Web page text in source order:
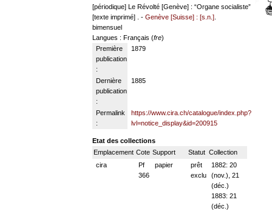
[périodique] Le Révolté [Genève] : “Organe socialiste”
[texte imprimé] . -Genève [Suisse] : [s.n.]
bimensuel
Langues : Français (fre)
Première
publication
:
1879
Dernière
publication
:
1885
Permalink
:
https://www.cira.ch/catalogue/index.php?
lvl=notice_display&id=200915
Etat des collections
Emplacement Cote Support Statut Collection
cira
Pf
366
papier
prêt
exclu
1882: 20
(nov.), 21
(déc.)
1883: 21
(déc.)